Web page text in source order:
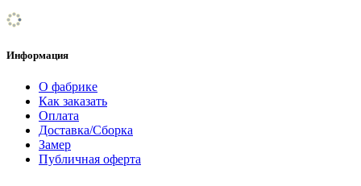
Информация
О фабрике
Как заказать
Оплата
Доставка/Сборка
Замер
Публичная оферта